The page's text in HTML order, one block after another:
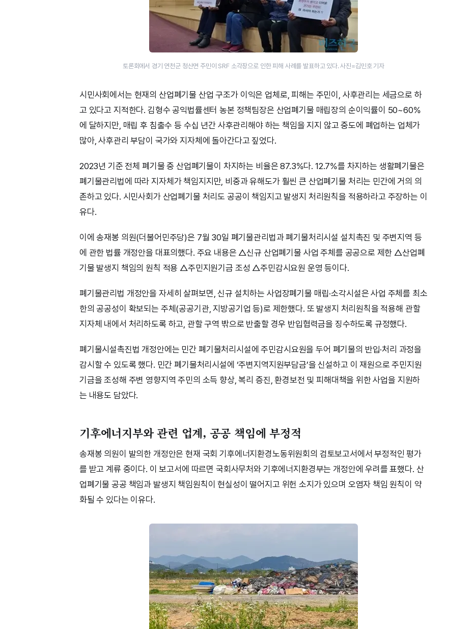
토론회에서 경기 연천군 청산면 주민이 SRF 소각장으로 인한 피해 사례를 발표하고 있다. 사진=김민호 기자
시민사회에서는 현재의 산업폐기물 산업 구조가 이익은 업체로, 피해는 주민이, 사후관리는 세금으로 하
고 있다고 지적한다. 김형수 공익법률센터 농본 정책팀장은 산업폐기물 매립장의 순이익률이 50~60%
에 달하지만, 매립 후 침출수 등 수십 년간 사후관리해야 하는 책임을 지지 않고 중도에 폐업하는 업체가
많아, 사후관리 부담이 국가와 지자체에 돌아간다고 짚었다.
2023년 기준 전체 폐기물 중 산업폐기물이 차지하는 비율은 87.3%다. 12.7%를 차지하는 생활폐기물은
폐기물관리법에 따라 지자체가 책임지지만, 비중과 유해도가 훨씬 큰 산업폐기물 처리는 민간에 거의 의
존하고 있다. 시민사회가 산업폐기물 처리도 공공이 책임지고 발생지 처리원칙을 적용하라고 주장하는 이
유다.
이에 송재봉 의원(더불어민주당)은 7월 30일 폐기물관리법과 폐기물처리시설 설치촉진 및 주변지역 등
에 관한 법률 개정안을 대표의했다. 주요 내용은 △신규 산업폐기물 사업 주체를 공공으로 제한 △산업폐
기물 발생지 책임의 원칙 적용 △주민지원기금 조성 △주민감시요원 운영 등이다.
폐기물관리법 개정안을 자세히 살펴보면, 신규 설치하는 사업장폐기물 매립·소각시설은 사업 주체를 최소
한의 공공성이 확보되는 주체(공공기관, 지방공기업 등)로 제한했다. 또 발생지 처리원칙을 적용해 관할
지자체 내에서 처리하도록 하고, 관할 구역 밖으로 반출할 경우 반입협력금을 징수하도록 규정했다.
폐기물시설촉진법 개정안에는 민간 폐기물처리시설에 주민감시요원을 두어 폐기물의 반입·처리 과정을
감시할 수 있도록 했다. 민간 폐기물처리시설에 ‘주변지역지원부담금’을 신설하고 이 재원으로 주민지원
기금을 조성해 주변 영향지역 주민의 소득 향상, 복리 증진, 환경보전 및 피해대책을 위한 사업을 지원하
는 내용도 담았다.
기후에너지부와 관련 업계, 공공 책임에 부정적
송재봉 의원이 발의한 개정안은 현재 국회 기후에너지환경노동위원회의 검토보고서에서 부정적인 평가
를 받고 계류 중이다. 이 보고서에 따르면 국회사무처와 기후에너지환경부는 개정안에 우려를 표했다. 산
업폐기물 공공 책임과 발생지 책임원칙이 현실성이 떨어지고 위헌 소지가 있으며 오염자 책임 원칙이 약
화될 수 있다는 이유다.